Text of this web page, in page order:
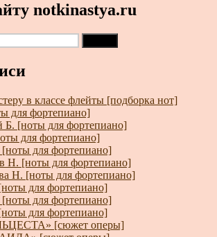
notkinastya.ru
в классе флейты [подборка нот]
для фортепиано]
Б. [ноты для фортепиано]
для фортепиано]
для фортепиано]
Н. [ноты для фортепиано]
Н. [ноты для фортепиано]
для фортепиано]
для фортепиано]
для фортепиано]
[сюжет оперы]